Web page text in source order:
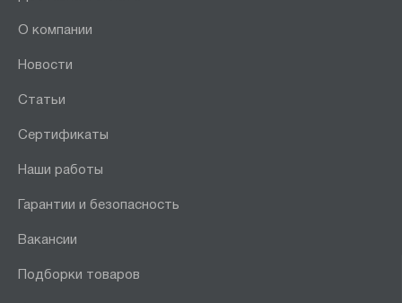
О компании
Новости
Статьи
Сертификаты
Наши работы
Гарантии и безопасность
Вакансии
Подборки товаров